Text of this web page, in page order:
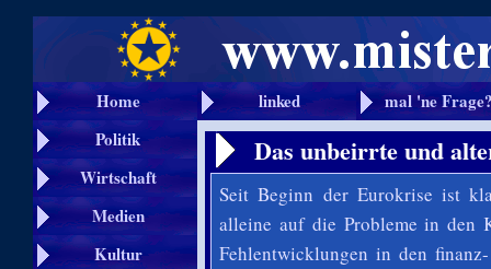
Home linked
mal 'ne
Politik
Wirtschaft
Medien
Kultur
Das unbeirrte und
Seit Beginn der Eurokrise ist
alleine auf die Probleme in den
Fehlentwicklungenin den